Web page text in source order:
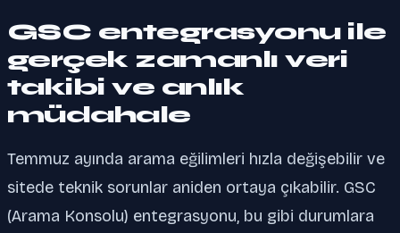
GSC entegrasyonu ile
gerçek zamanlı veri
takibi ve anlık
müdahale
Temmuz ayında arama eğilimleri hızla değişebilir ve
sitede teknik sorunlar aniden ortaya çıkabilir. GSC
(Arama Konsolu) entegrasyonu, bu gibi durumlara